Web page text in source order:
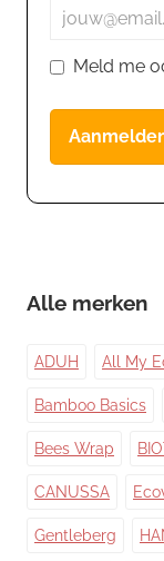
Meld me
Alle merken
ADUH All My
Bamboo Basics
Bees Wrap
CANUSSA
Gentleberg